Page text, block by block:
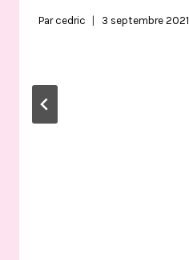
Par cedric 3 septembre 2021